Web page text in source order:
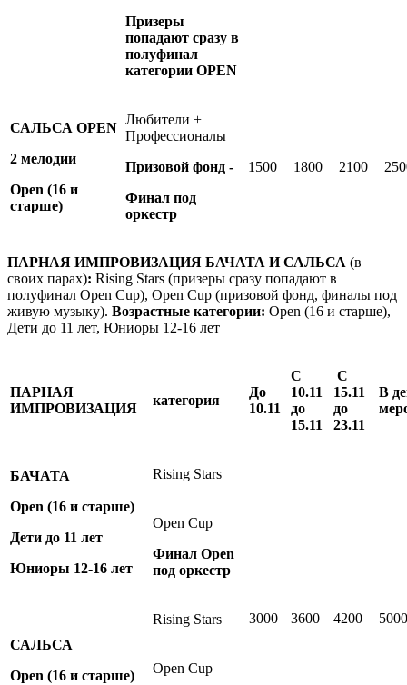
Призеры
попадают сразу в
полуфинал
категории OPEN
САЛЬСА OPEN
2 мелодии
Open (16 и
старше)
Любители +
Профессионалы
Призовой фонд -
Финал под
оркестр
1500 1800 2100
ПАРНАЯ ИМПРОВИЗАЦИЯ БАЧАТА И САЛЬСА (в
своих парах): Rising Stars (призеры сразу попадают в
полуфинал Open Cup), Open Cup (призовой фонд, финалы под
живую музыку). Возрастные категории: Open (16 и старше),
Дети до 11 лет, Юниоры 12-16 лет
ПАРНАЯ
ИМПРОВИЗАЦИЯ
категория
До
10.11
С
10.11
до
15.11
С
15.11
до
23.11
В
БАЧАТА
Open (16 и старше)
Дети до 11 лет
Юниоры 12-16 лет
Rising Stars
3000 3600 4200 5000
Open Cup
Финал Open
под оркестр
САЛЬСА
Open (16 и старше)
Rising Stars
Open Cup